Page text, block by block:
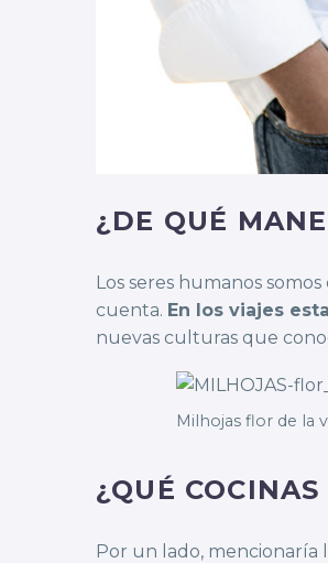
¿DE QUÉ
Los seres humanos
cuenta. En los viajes
nuevas culturas que
Milhojas flor de la
¿QUÉ
Por un lado, mencionaría